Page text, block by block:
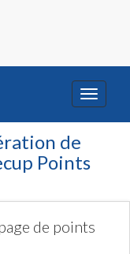
Toggle
de
Points
de points